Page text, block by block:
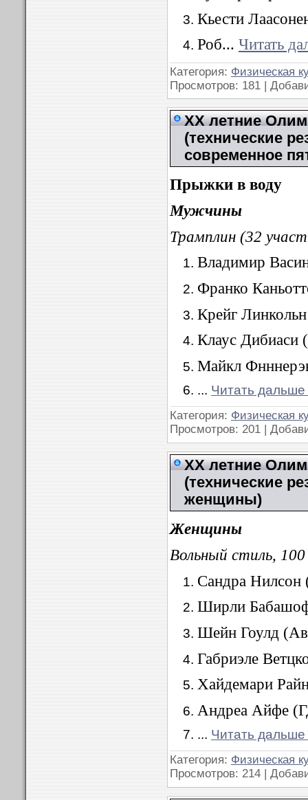
Кьести
Роб... Читать
Категория: Физическая
Просмотров: 181 |
XX летние
(технические
современное
Прыжки в воду
Мужчины
Трамплин (32
Владимир
Франко
Крейг
Клаус
Майкл
... Читать дальше
Категория: Физическая
Просмотров: 201 |
XX летние
(технические
женщины)
Женщины
Вольный стиль,
Сандра
Ширли
Шейн Гоулд
Габриэле
Хайдемари
Андреа Айфе
... Читать дальше
Категория: Физическая
Просмотров: 214 |